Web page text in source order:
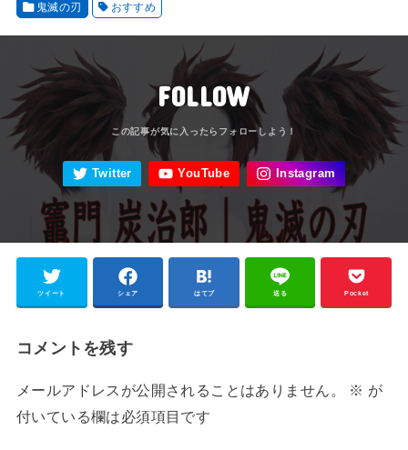
鬼滅の刃 おすすめ
FOLLOW
ツイート シェア はてブ 送る Pocket
コメントを残す
メールアドレスが公開されることはありません。 ※ が
付いている欄は必須項目です